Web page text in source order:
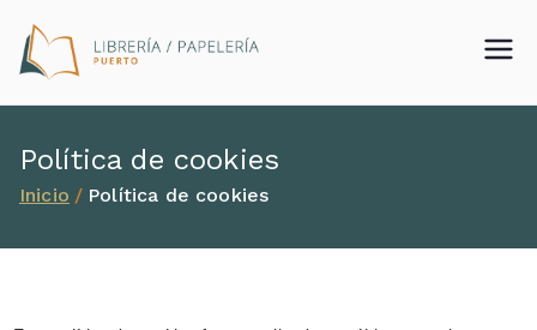
papelería
Puerto
Política de cookies
Inicio Política de cookies